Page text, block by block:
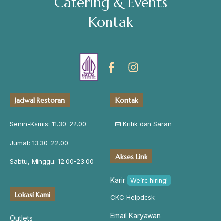
Kontak
Jadwal Restoran
Senin-Kamis: 11.30-22.00
Jumat: 13.30-22.00
Sabtu, Minggu: 12.00-23.00
Lokasi Kami
Outlets
Kontak
Kritik dan Saran
Akses Link
Karir We’re hiring!
CKC Helpdesk
Email Karyawan
Address
chiarakeanucorner